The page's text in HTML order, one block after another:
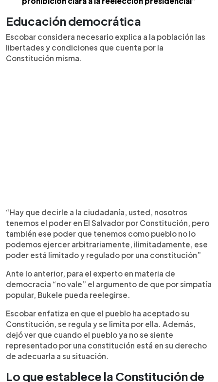
Educación democrática
Escobar considera necesario explica a la población las
libertades y condiciones que cuenta por la
Constitución misma.
“Hay que decirle a la ciudadanía, usted, nosotros
tenemos el poder en El Salvador por Constitución, pero
también ese poder que tenemos como pueblo no lo
podemos ejercer arbitrariamente, ilimitadamente, ese
poder está limitado y regulado por una constitución”
Ante lo anterior, para el experto en materia de
democracia “no vale” el argumento de que por simpatía
popular, Bukele pueda reelegirse.
Escobar enfatiza en que el pueblo ha aceptado su
Constitución, se regula y se limita por ella. Además,
dejó ver que cuando el pueblo ya no se siente
representado por una constitución está en su derecho
de adecuarla a su situación.
Lo que establece la Constitución de